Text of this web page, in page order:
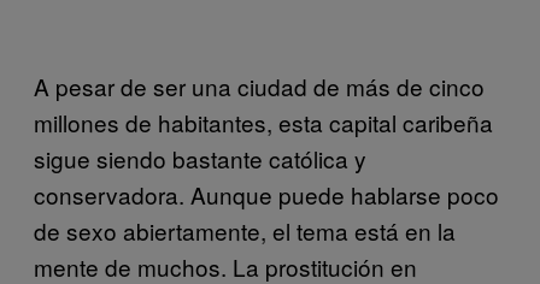
A pesar de ser una ciudad de más de cinco
millones de habitantes, esta capital caribeña
sigue siendo bastante católica y
conservadora. Aunque puede hablarse poco
de sexo abiertamente, el tema está en la
mente de muchos. La prostitución en